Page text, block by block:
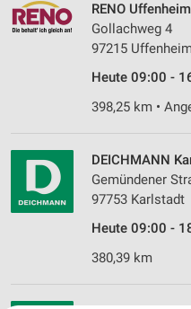
RENO Uffenheim
Gollachweg 4
97215 Uffenheim
Heute 09:00 -
398,25 km •
DEICHMANN
Gemündener
97753 Karlstadt
Heute 09:00 -
380,39 km